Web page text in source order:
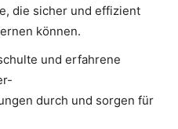
die sicher und effizient
können.
und erfahrene
durch und sorgen für